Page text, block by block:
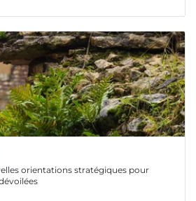
orientations stratégiques pour